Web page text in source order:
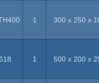
1 300 x 250 x
1 500 x 200 x